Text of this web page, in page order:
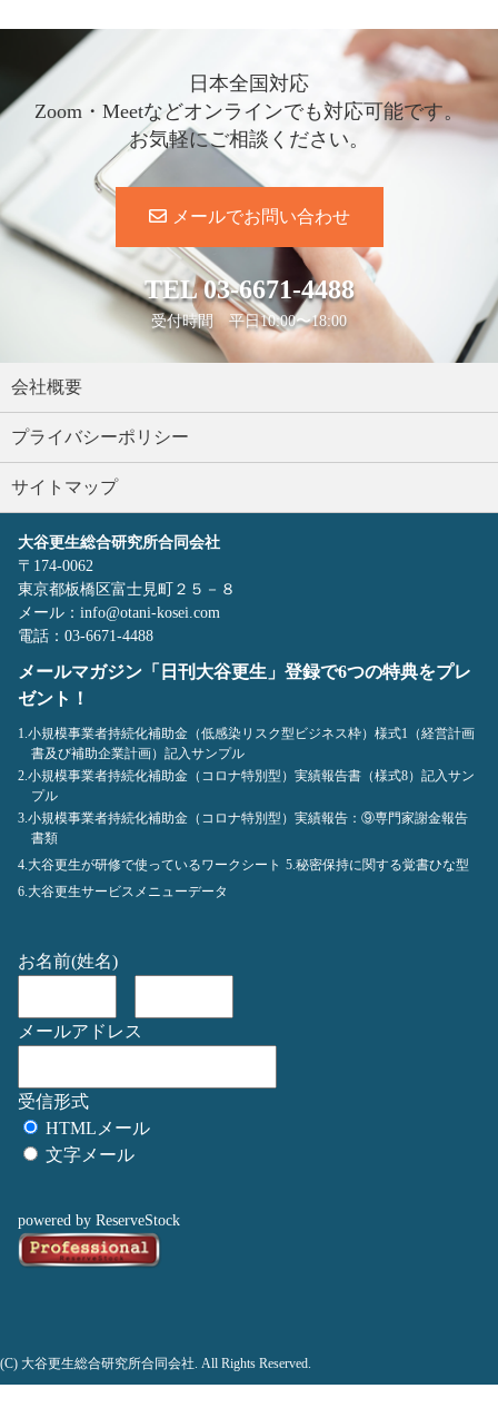
日本全国対応
Zoom・Meetなどオンラインでも対応可能です。
お気軽にご相談ください。
メールでお問い合わせ
TEL03-6671-4488
受付時間 平日10:00〜18:00
会社概要
プライバシーポリシー
サイトマップ
大谷更生総合研究所合同会社
〒174-0062
東京都板橋区富士見町２５－８
メール：info@otani-kosei.com
電話：03-6671-4488
メールマガジン「日刊大谷更生」登録で6つの特典をプレ
ゼント！
1.小規模事業者持続化補助金（低感染リスク型ビジネス枠）様式1（経営計画
書及び補助企業計画）記入サンプル
2.小規模事業者持続化補助金（コロナ特別型）実績報告書（様式8）記入サン
プル
3.小規模事業者持続化補助金（コロナ特別型）実績報告：⑨専門家謝金報告
書類
4.大谷更生が研修で使っているワークシート 5.秘密保持に関する覚書ひな型
6.大谷更生サービスメニューデータ
お名前(姓名)
メールアドレス
受信形式
HTMLメール
文字メール
powered by ReserveStock
(C) 大谷更生総合研究所合同会社. All Rights Reserved.